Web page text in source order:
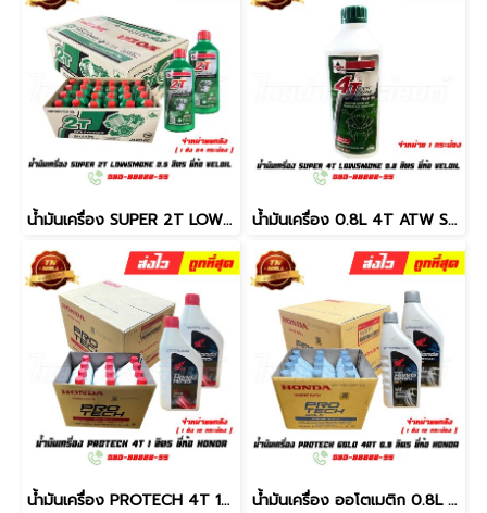
น้ำมันเครื่อง SUPER 2T LOW SMOKE 0.5ลิตร ยี่ห้อ Veloil (จำหน่าย ยกลัง) น้ำมันเครื่อง 0.8L 4T ATW Special SAE40 ยี่ห้อ Veloil (จำหน่ายแยกกระป๋อง)
น้ำมันเครื่อง PROTECH 4T 1ลิตร ยี่ห้อ HONDA ( จัดจำหน่ายยกลัง บรรจุ 12 กระป๋อง ) น้ำมันเครื่อง ออโตเมติก 0.8L ยี่ห้อ Honda (จำหน่ายยกลัง)